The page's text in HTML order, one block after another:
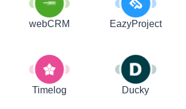
webCRM EazyProject
Timelog Ducky